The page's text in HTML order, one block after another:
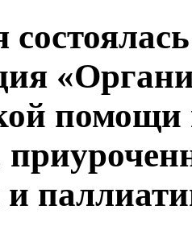
помощи
и